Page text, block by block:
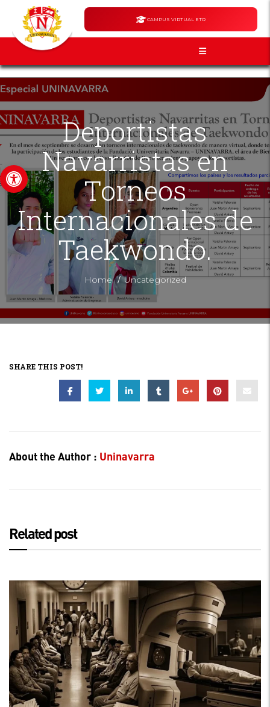
Abrir barra de herramientas
CAMPUS VIRTUAL ETR
Deportistas
Navarristas en
Torneos
Internacionales de
Taekwondo.
Home/Uncategorized
SHARE THIS POST!
About the Author : Uninavarra
Related post